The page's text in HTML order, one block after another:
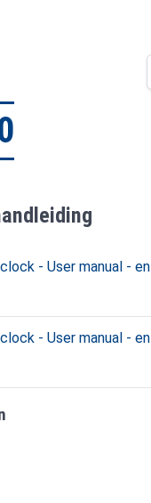
- User manual - en
- User manual - en